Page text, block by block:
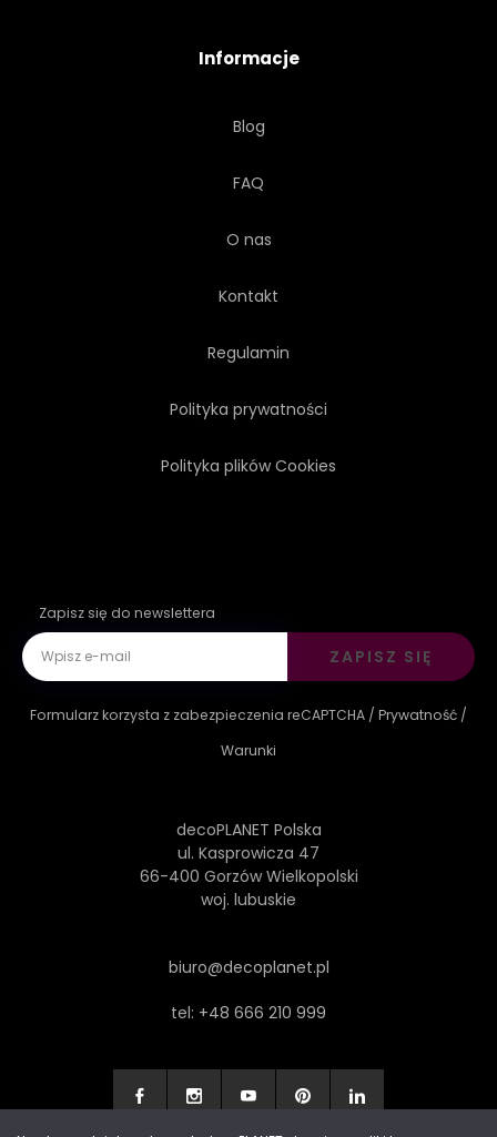
Informacje
Blog
FAQ
O nas
Kontakt
Regulamin
Polityka prywatności
Polityka plików Cookies
Zapisz się do newslettera
ZAPISZ SIĘ
Formularz korzysta z zabezpieczenia reCAPTCHA / Prywatność /
Warunki
decoPLANET Polska
ul. Kasprowicza 47
66-400 Gorzów Wielkopolski
woj. lubuskie
biuro@decoplanet.pl
tel: +48 666 210 999